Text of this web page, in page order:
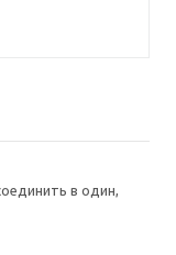
в один,